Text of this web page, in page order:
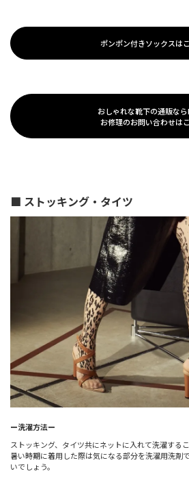
ポンポン付きソックスは
おしゃれな靴下の通販なら
お修理のお問い合わせは
■ ストッキング・タイツ
ー洗濯方法ー
ストッキング、タイツ共にネットに入れて洗濯する
暑い時期に着用した際は気になる部分を洗濯用洗剤
いでしょう。